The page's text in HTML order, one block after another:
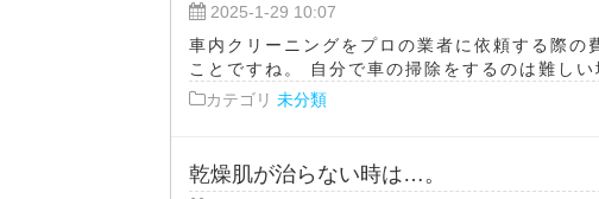
2025-1-29 10:07
車内クリーニングをプロの業者に依頼する際の
ことですね。 自分で車の掃除をするのは難しい
カテゴリ 未分類
乾燥肌が治らない時は…。